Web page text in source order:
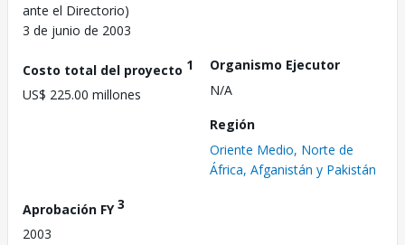
ante el Directorio)
3 de junio de 2003
Costo total del proyecto 1
US$ 225.00 millones
Organismo Ejecutor
N/A
Región
Oriente Medio, Norte de
África, Afganistán y Pakistán
Aprobación FY3
2003